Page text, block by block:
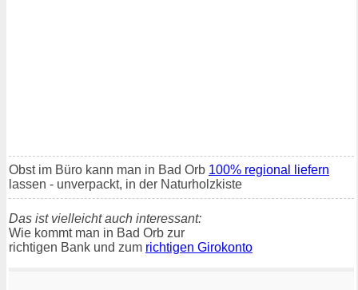
Obst im Büro kann man in Bad Orb 100% regional liefern
lassen - unverpackt, in der Naturholzkiste
Das ist vielleicht auch interessant:
Wie kommt man in Bad Orb zur
richtigen Bank und zum richtigen Girokonto